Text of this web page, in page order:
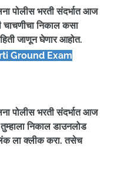
पोलीस भरती संदर्भात आज
चाचणीचा निकाल कसा
जाणून घेणार आहोत.
Ground Exam
पोलीस भरती संदर्भात आज
निकाल डाउनलोड
ला क्लीक करा. तसेच